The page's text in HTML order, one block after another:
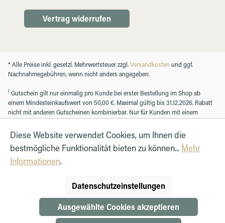
Vertrag widerrufen
* Alle Preise inkl. gesetzl. Mehrwertsteuer zzgl.Versandkosten und ggf.
Nachnahmegebühren, wenn nicht anders angegeben.
1 Gutschein gilt nur einmalig pro Kunde bei erster Bestellung im Shop ab
einem Mindesteinkaufswert von 50,00 €. Maximal gültig bis 31.12.2026. Rabatt
nicht mit anderen Gutscheinen kombinierbar. Nur für Kunden mit einem
Diese Website verwendet Cookies, um Ihnen die
bestmögliche Funktionalität bieten zu können... Mehr
Informationen.
Datenschutzeinstellungen
Ausgewählte Cookies akzeptieren